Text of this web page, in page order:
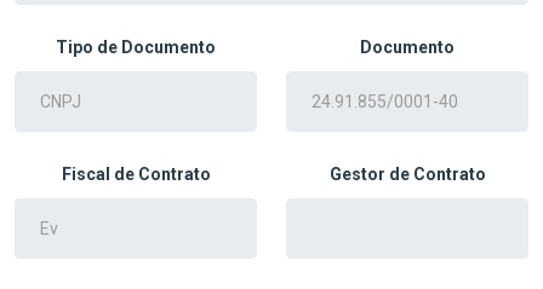
Tipo de Documento Documento
Fiscal de Contrato Gestor de Contrato